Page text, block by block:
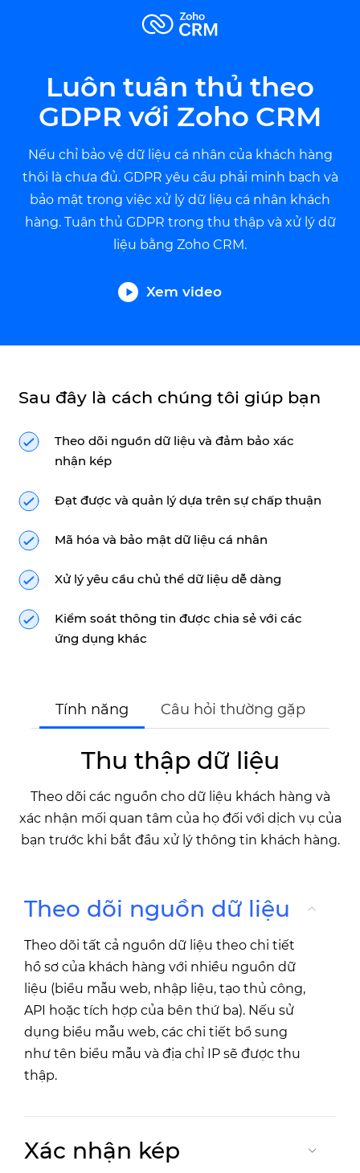
Luôn tuân thủ theo
GDPR với Zoho CRM
Nếu chỉ bảo vệ dữ liệu cá nhân của khách hàng
thôi là chưa đủ. GDPR yêu cầu phải minh bạch và
bảo mật trong việc xử lý dữ liệu cá nhân khách
hàng. Tuân thủ GDPR trong thu thập và xử lý dữ
liệu bằng Zoho CRM.
Xem video
Sau đây là cách chúng tôi giúp bạn
Theo dõi nguồn dữ liệu và đảm bảo xác
nhận kép
Đạt được và quản lý dựa trên sự chấp thuận
Mã hóa và bảo mật dữ liệu cá nhân
Xử lý yêu cầu chủ thể dữ liệu dễ dàng
Kiểm soát thông tin được chia sẻ với các
ứng dụng khác
Tính năng Câu hỏi thường gặp
Thu thập dữ liệu
Theo dõi các nguồn cho dữ liệu khách hàng và
xác nhận mối quan tâm của họ đối với dịch vụ của
bạn trước khi bắt đầu xử lý thông tin khách hàng.
Theo dõi nguồn dữ liệu
Theo dõi tất cả nguồn dữ liệu theo chi tiết
hồ sơ của khách hàng với nhiều nguồn dữ
liệu (biểu mẫu web, nhập liệu, tạo thủ công,
API hoặc tích hợp của bên thứ ba). Nếu sử
dụng biểu mẫu web, các chi tiết bổ sung
như tên biểu mẫu và địa chỉ IP sẽ được thu
thập.
Xác nhận kép